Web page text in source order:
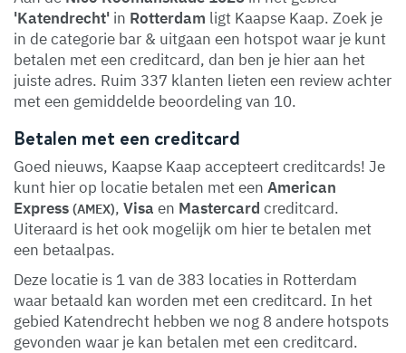
'Katendrecht' in Rotterdam ligt Kaapse Kaap. Zoek je
in de categorie bar & uitgaan een hotspot waar je kunt
betalen met een creditcard, dan ben je hier aan het
juiste adres. Ruim 337 klanten lieten een review achter
met een gemiddelde beoordeling van 10.
Betalen met een creditcard
Goed nieuws, Kaapse Kaap accepteert creditcards! Je
kunt hier op locatie betalen met een American
Express (AMEX), Visa en Mastercard creditcard.
Uiteraard is het ook mogelijk om hier te betalen met
een betaalpas.
Deze locatie is 1 van de 383 locaties in Rotterdam
waar betaald kan worden met een creditcard. In het
gebied Katendrecht hebben we nog 8 andere hotspots
gevonden waar je kan betalen met een creditcard.